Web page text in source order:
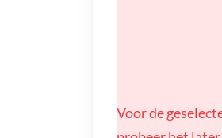
Voor de